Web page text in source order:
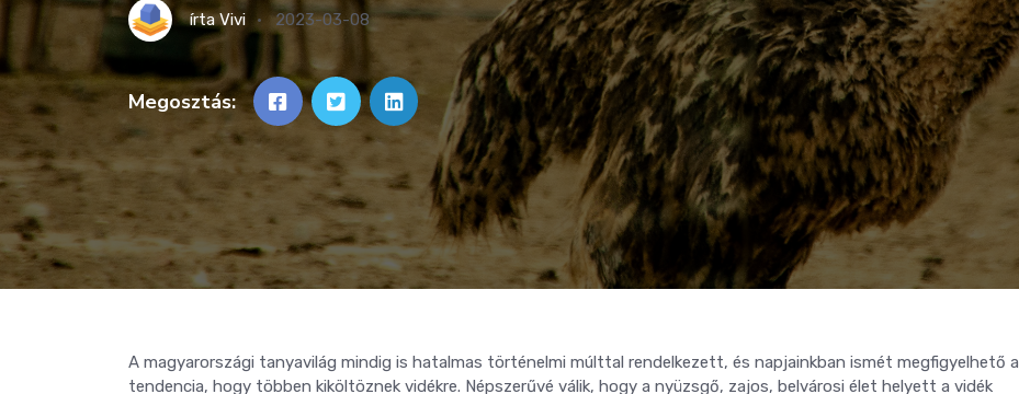
írtaVivi 2023-03-08
Megosztás:
A magyarországi tanyavilág mindig is hatalmas történelmi múlttal rendelkezett, és napjainkban ismét megfigyelhető a
tendencia, hogy többen kiköltöznek vidékre. Népszerűvé válik, hogy a nyüzsgő, zajos, belvárosi élet helyett a vidék